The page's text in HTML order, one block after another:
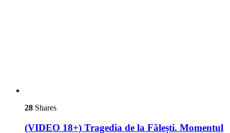
28 Shares
(VIDEO 18+) Tragedia de la Fălești. Momentul